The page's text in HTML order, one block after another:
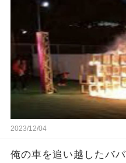
2023/12/04
俺の車を追い越したバ